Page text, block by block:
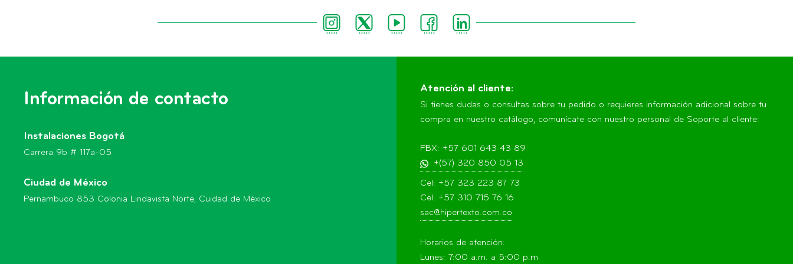
Información de contacto
Instalaciones Bogotá
Carrera 9b # 117a-05
Ciudad de México
Pernambuco 853 Colonia Lindavista Norte, Cuidad de México
Atención al cliente:
Si tienes dudas o consultas sobre tu pedido o requieres información adicional sobre tu
compra en nuestro catálogo, comunícate con nuestro personal de Soporte al cliente:
PBX: +57 601 643 43 89
+(57) 320 850 05 13
Cel: +57 323 223 87 73
Cel: +57 310 715 76 16
sac@hipertexto.com.co
Horarios de atención:
Lunes: 7:00 a.m. a 5:00 p.m